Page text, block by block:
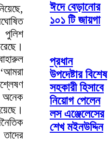
অনেক
ঈদে বেড়ানোর
১০১ টি জায়গা
প্রধান
উপদেষ্টার বিশেষ
সহকারী হিসাবে
নিয়োগ পেলেন
লস এঞ্জেলেসের
শেখ মইনউদ্দিন